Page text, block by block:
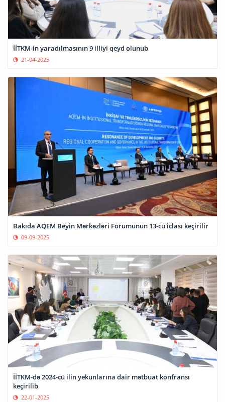
İİTKM-in yaradılmasının 9 illiyi qeyd olunub
21-04-2025
Bakıda AQEM Beyin Mərkəzləri Forumunun 13-cü iclası keçirilir
09-09-2025
İİTKM-də 2024-cü ilin yekunlarına dair mətbuat konfransı
keçirilib
22-01-2025